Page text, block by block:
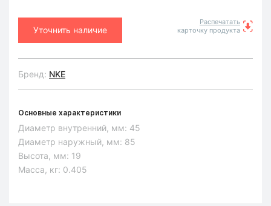
Уточнить наличие
Распечатать
карточку продукта
Бренд: NKE
Основные характеристики
Диаметр внутренний, мм: 45
Диаметр наружный, мм: 85
Высота, мм: 19
Масса, кг: 0.405